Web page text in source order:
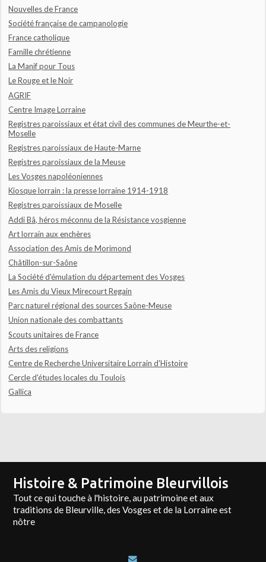
Nouvelles de France
Société française de campanologie
France catholique
Famille chrétienne
La Manif pour Tous
Le Rouge et le Noir
AGRIF
Centre Image Lorraine
Registres paroissiaux et état civil des communes de Meurthe-et-
Moselle
Registres paroissiaux de Haute-Marne
Registres paroissiaux de la Meuse
Les Vosges napoléoniennes
Kiosque lorrain : la presse lorraine 1914-1918
Registres paroissiaux de Moselle
Addi Bâ, héros méconnu de la Résistance vosgienne
Art lorrain aux enchères
Association des Amis de Morimond
Châtillon-sur-Saône
La Société d'émulation du département des Vosges
Les Amis du Vieux Mirecourt Regain
Parc naturel régional des sources Saône-Meuse
Union nationale des combattants
Scouts unitaires de France
Arts des religions
Centre de Recherche Universitaire Lorrain d'Histoire
Cercle d'études locales du Toulois
Gallica
Histoire & Patrimoine Bleurvillois
Tout ce qui touche à l'histoire, au patrimoine et aux
traditions de Bleurville, des Vosges et de la Lorraine est
nôtre